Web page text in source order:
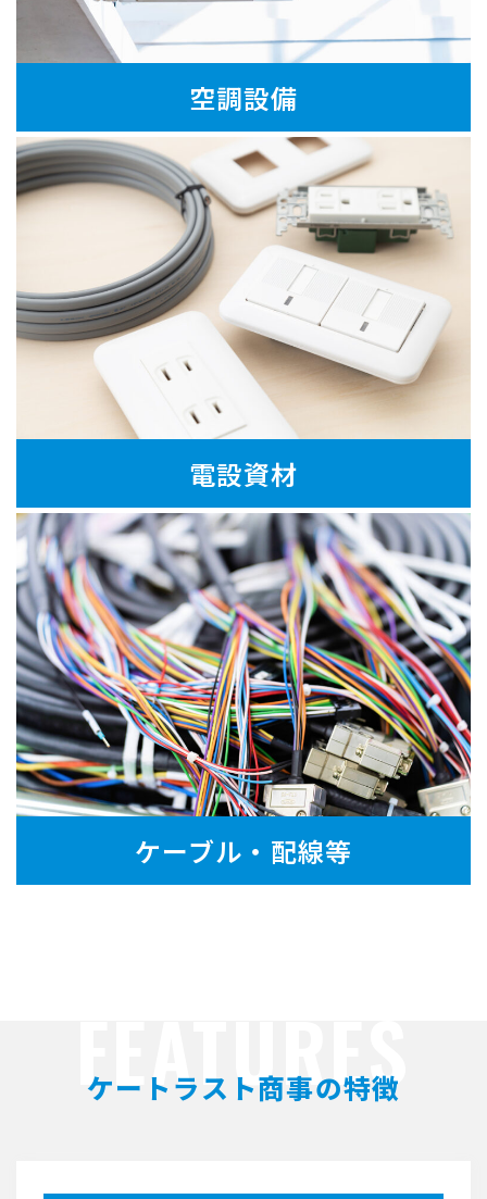
空調設備
電設資材
ケーブル・配線等
FEATURES
ケートラスト商事の特徴